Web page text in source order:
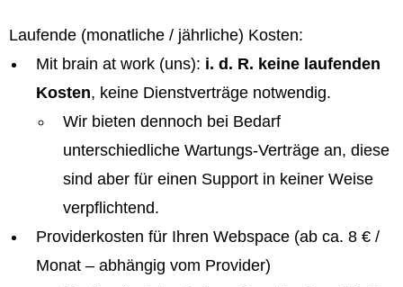
Laufende (monatliche / jährliche) Kosten:
Mit brain at work (uns): i. d. R. keine laufenden
Kosten, keine Dienstverträge notwendig.
Wir bieten dennoch bei Bedarf
unterschiedliche Wartungs-Verträge an, diese
sind aber für einen Support in keiner Weise
verpflichtend.
Providerkosten für Ihren Webspace (ab ca. 8 € /
Monat – abhängig vom Provider)